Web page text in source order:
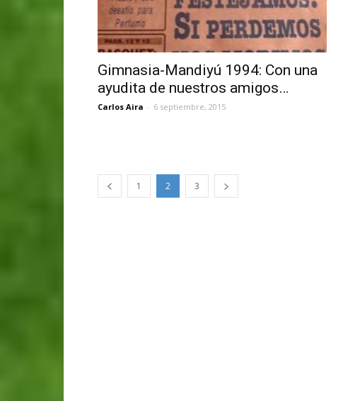
Gimnasia-Mandiyú 1994: Con una
ayudita de nuestros amigos…
Carlos Aira - 6 septiembre, 2015
1 2 3